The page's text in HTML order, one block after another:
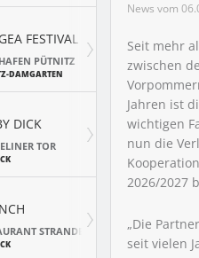
News vom
Seit mehr
zwischen
Jahren ist
wichtigen
nun die
2026/2027
„Die
seit vielen
FESTIVAL
PÜTNITZ
DAMGARTEN
DICK
TOR
STRANDE